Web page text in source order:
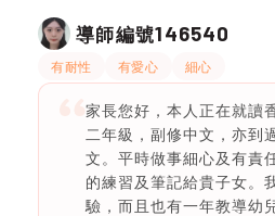
導師編號146540
有耐性 有愛心 細心
家長您好，本人正在就讀
二年級，副修中文，亦到
文。平時做事細心及有責
的練習及筆記給貴子女。
驗，而且也有一年教導幼